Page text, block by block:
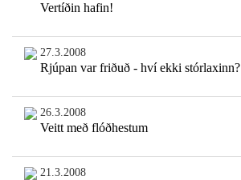
Vertíðin hafin!
27.3.2008
Rjúpan var friðuð - hví ekki stórlaxinn?
26.3.2008
Veitt með flóðhestum
21.3.2008